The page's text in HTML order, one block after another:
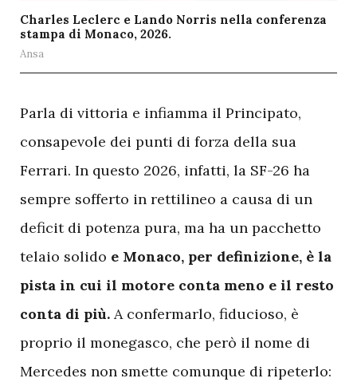
Charles Leclerc e Lando Norris nella conferenza
stampa di Monaco, 2026.
Ansa
Parla di vittoria e infiamma il Principato,
consapevole dei punti di forza della sua
Ferrari. In questo 2026, infatti, la SF-26 ha
sempre sofferto in rettilineo a causa di un
deficit di potenza pura, ma ha un pacchetto
telaio solido e Monaco, per definizione, è la
pista in cui il motore conta meno e il resto
conta di più. A confermarlo, fiducioso, è
proprio il monegasco, che però il nome di
Mercedes non smette comunque di ripeterlo: